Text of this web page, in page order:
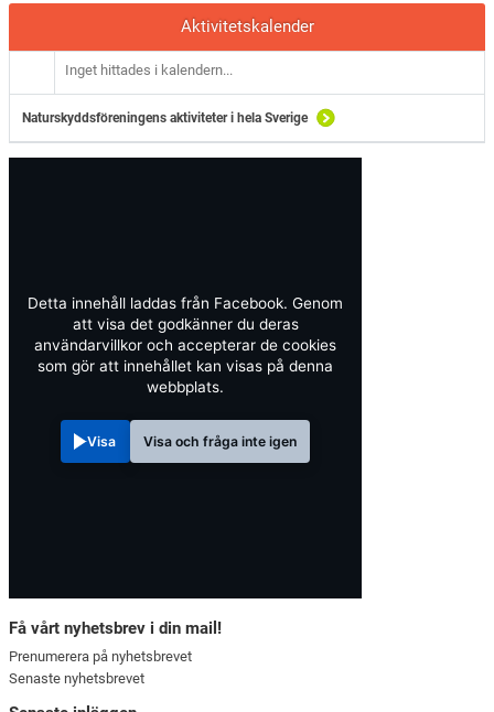
Aktivitetskalender
Inget hittades i kalendern...
Naturskyddsföreningens aktiviteter i hela Sverige
Detta innehåll laddas från Facebook. Genom
att visa det godkänner du deras
användarvillkor och accepterar de cookies
som gör att innehållet kan visas på denna
webbplats.
Visa Visa och fråga inte igen
Få vårt nyhetsbrev i din mail!
Prenumerera på nyhetsbrevet
Senaste nyhetsbrevet